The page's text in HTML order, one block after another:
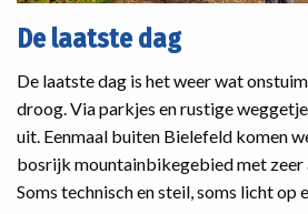
De laatste dag
De laatste dag is het weer wat
droog. Via parkjes en rustige
uit. Eenmaal buiten Bielefeld komen
bosrijk mountainbikegebied met zeer
Soms technisch en steil, soms licht op